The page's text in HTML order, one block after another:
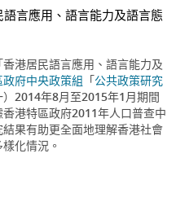
言應用、語言能力及語言態
港居民語言應用、語言能力及
府中央政策組 「公共政策研究
2014年8月至2015年1月期間
港特區政府2011年人口普查中
果有助更全面地理解香港社會
化情況。